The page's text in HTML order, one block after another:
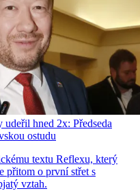
hned 2x: Předseda
ostudu
textu Reflexu, který
přitom o první střet s
vztah.